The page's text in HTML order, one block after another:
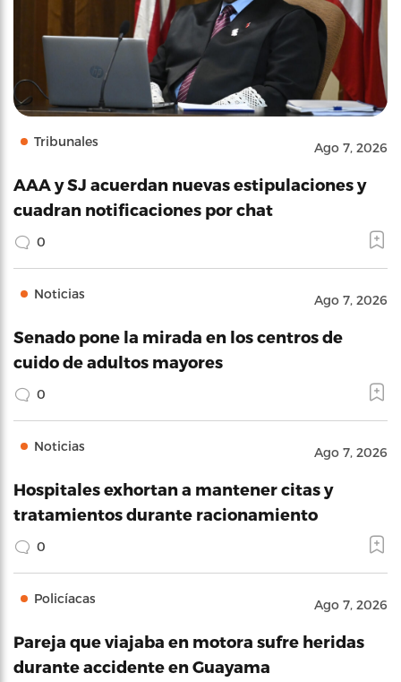
Tribunales Ago 7, 2026
AAA y SJ acuerdan nuevas estipulaciones y
cuadran notificaciones por chat
0
Noticias Ago 7, 2026
Senado pone la mirada en los centros de
cuido de adultos mayores
0
Noticias Ago 7, 2026
Hospitales exhortan a mantener citas y
tratamientos durante racionamiento
0
Policíacas Ago 7, 2026
Pareja que viajaba en motora sufre heridas
durante accidente en Guayama